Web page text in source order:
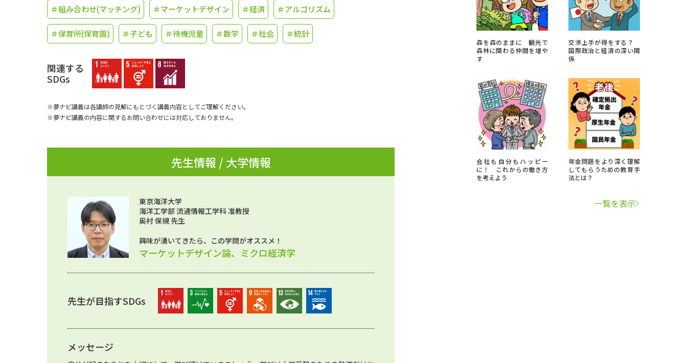
Ｑ＆Ａ よくあるご質問
このサイトについて
お問合せ先 テレメール進学カタログ訂正のご案内
＃組み合わせ(マッチング) ＃マーケットデザイン ＃経済 ＃アルゴリズム
＃保育所(保育園) ＃子ども ＃待機児童 ＃数学 ＃社会 ＃統計
関連する
SDGs
※夢ナビ講義は各講師の見解にもとづく講義内容としてご理解ください。
※夢ナビ講義の内容に関するお問い合わせには対応しておりません。
先生情報 / 大学情報
東京海洋大学
海洋工学部 流通情報工学科 准教授
奥村 保規 先生
興味が湧いてきたら、この学問がオススメ！
マーケットデザイン論、ミクロ経済学
先生が目指すSDGs
メッセージ
森を森のままに 観光で
森林に関わる仲間を増や
す
交渉上手が得をする？
国際政治と経済の深い関
係
会社も自分もハッピー
に！ これからの働き方
を考えよう
年金問題をより深く理解
してもらうための教育手
法とは？
一覧を表示